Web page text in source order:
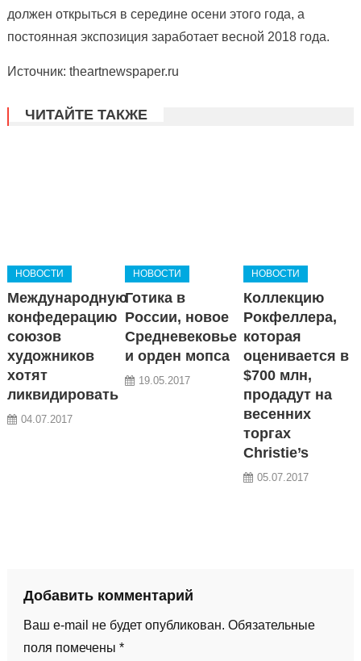
должен открыться в середине осени этого года, а
постоянная экспозиция заработает весной 2018 года.
Источник: theartnewspaper.ru
ЧИТАЙТЕ ТАКЖЕ
НОВОСТИ
Международную
конфедерацию
союзов
художников
хотят
ликвидировать
04.07.2017
НОВОСТИ
Готика в
России, новое
Средневековье
и орден мопса
19.05.2017
НОВОСТИ
Коллекцию
Рокфеллера,
которая
оценивается в
$700 млн,
продадут на
весенних
торгах
Christie’s
05.07.2017
Добавить комментарий
Ваш e-mail не будет опубликован. Обязательные
поля помечены *